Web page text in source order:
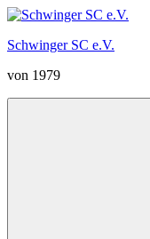
Zum
springen
Schwinger SC e.V.
von 1979